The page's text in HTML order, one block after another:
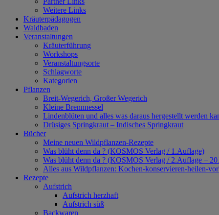
Weitere Links
Kräuterpädagogen
Waldbaden
Veranstaltungen
Kräuterführung
Workshops
Veranstaltungsorte
Schlagworte
Kategorien
Pflanzen
Breit-Wegerich, Großer Wegerich
Kleine Brennnessel
Lindenblüten und alles was daraus hergestellt werden
Drüsiges Springkraut – Indisches Springkraut
Bücher
Meine neuen Wildpflanzen-Rezepte
Was blüht denn da ? (KOSMOS Verlag / 1.Auflage)
Was blüht denn da ? (KOSMOS Verlag / 2.Auflage –
Alles aus Wildpflanzen: Kochen-konservieren-heilen-
Rezepte
Aufstrich
Aufstrich herzhaft
Aufstrich süß
Backwaren